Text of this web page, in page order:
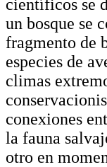
científicos se
un bosque se
fragmento de
especies de
climas
conexiones
la fauna
otro en